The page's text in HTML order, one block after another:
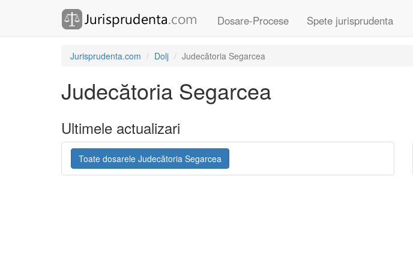
Dosare-Procese Spete jurisprudenta
Jurisprudenta.com Dolj Judecătoria Segarcea
Judecătoria Segarcea
Ultimele actualizari
Toate dosarele Judecătoria Segarcea